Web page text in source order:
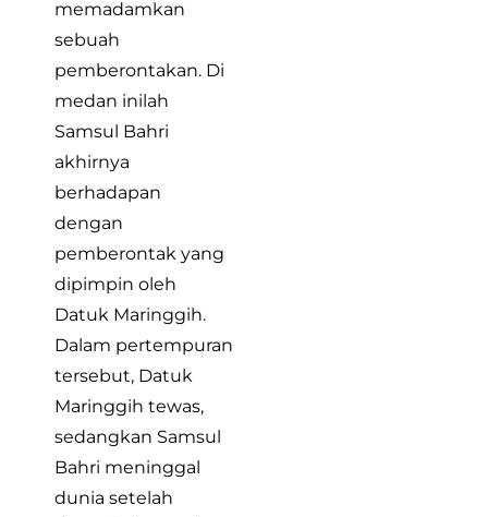
memadamkan
sebuah
pemberontakan. Di
medan inilah
Samsul Bahri
akhirnya
berhadapan
dengan
pemberontak yang
dipimpin oleh
Datuk Maringgih.
Dalam pertempuran
tersebut, Datuk
Maringgih tewas,
sedangkan Samsul
Bahri meninggal
dunia setelah